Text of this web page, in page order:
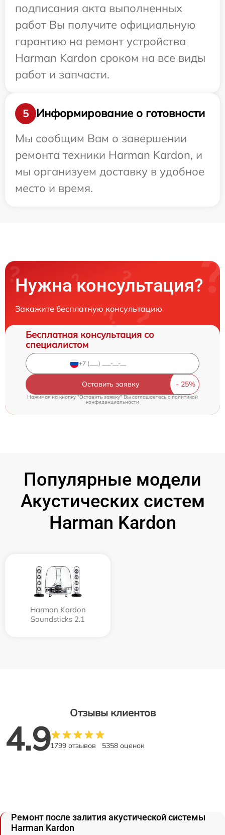
подписания акта выполненных
работ Вы получите официальную
гарантию на ремонт устройства
Harman Kardon сроком на все виды
работ и запчасти.
5
Информирование о готовности
Мы сообщим Вам о завершении
ремонта техники Harman Kardon, и
мы организуем доставку в удобное
место и время.
Нужна консультация?
Закажите бесплатную консультацию
Бесплатная консультация со
специалистом
Оставить заявку
Нажимая на кнопку "Оставить заявку" Вы соглашаетесь cполитикой
конфиденциальности
Популярные модели
Акустических систем
Harman Kardon
Harman Kardon
Soundsticks 2.1
Отзывы клиентов
4.91799 отзывов 5358 оценок
Ремонт после залития акустической системы
Harman Kardon